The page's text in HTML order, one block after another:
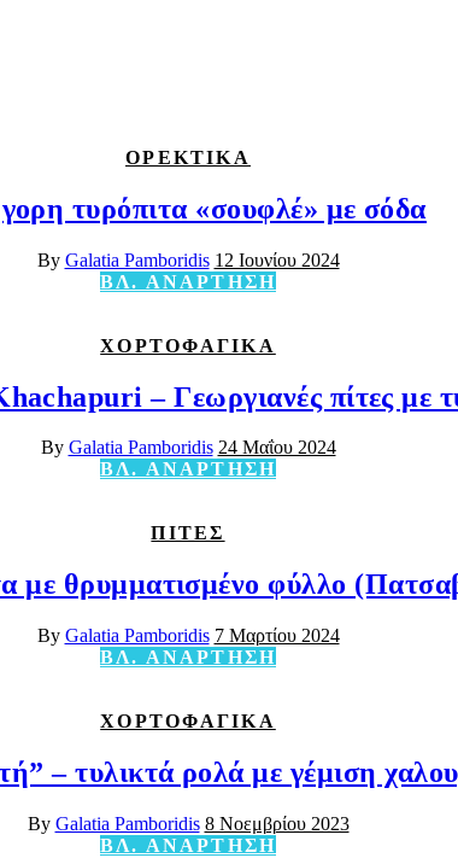
ΟΡΕΚΤΙΚΑ
τυρόπιτα «σουφλέ» με σόδα
By Galatia Pamboridis 12 Ιουνίου 2024
ΒΛ. ΑΝΑΡΤΗΣΗ
ΧΟΡΤΟΦΑΓΙΚΑ
– Γεωργιανές πίτες με
By Galatia Pamboridis 24 Μαΐου 2024
ΒΛ. ΑΝΑΡΤΗΣΗ
ΠΙΤΕΣ
με θρυμματισμένο φύλλο
By Galatia Pamboridis 7 Μαρτίου 2024
ΒΛ. ΑΝΑΡΤΗΣΗ
ΧΟΡΤΟΦΑΓΙΚΑ
– τυλικτά ρολά με γέμιση
By Galatia Pamboridis 8 Νοεμβρίου 2023
ΒΛ. ΑΝΑΡΤΗΣΗ